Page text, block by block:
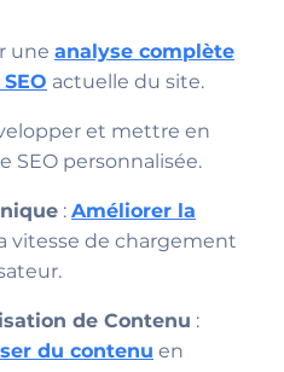
une analyse complète
actuelle du site.
et mettre en
personnalisée.
: Améliorer la
vitesse de chargement
de Contenu :
du contenu en